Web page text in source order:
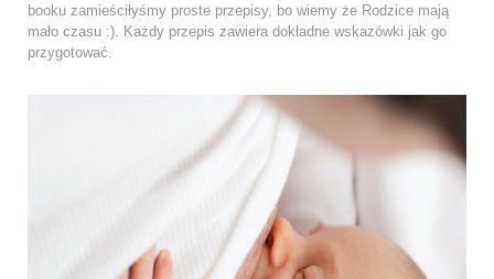
booku zamieściłyśmy proste przepisy, bo wiemy że Rodzice mają
mało czasu :). Każdy przepis zawiera dokładne wskazówki jak go
przygotować.